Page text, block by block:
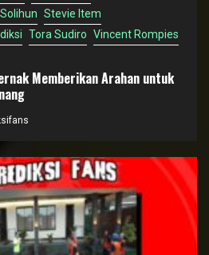
Stevie Item
Tora Sudiro Vincent Rompies
Memberikan Arahan untuk